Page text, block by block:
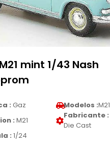
mint 1/43 Nash
: Gaz Modelos :M21
: M21
Fabricante :
Die Cast
: 1/24